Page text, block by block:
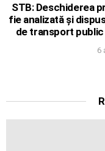
STB: Deschiderea
fie analizată și
de transport
6